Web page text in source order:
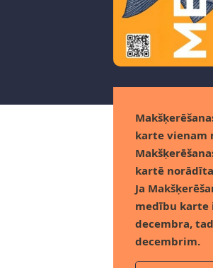
karte vienam
kartē
Ja
medību karte
decembra,
decembrim.